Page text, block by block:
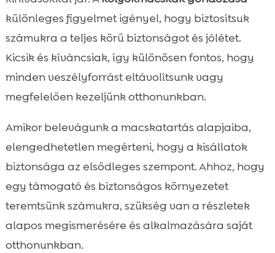
különleges figyelmet igényel, hogy biztosítsuk
számukra a teljes körű biztonságot és jólétet.
Kicsik és kíváncsiak, így különösen fontos, hogy
minden veszélyforrást eltávolítsunk vagy
megfelelően kezeljünk otthonunkban.
Amikor belevágunk a macskatartás alapjaiba,
elengedhetetlen megérteni, hogy a kisállatok
biztonsága az elsődleges szempont. Ahhoz, hogy
egy támogató és biztonságos környezetet
teremtsünk számukra, szükség van a részletek
alapos megismerésére és alkalmazására saját
otthonunkban.